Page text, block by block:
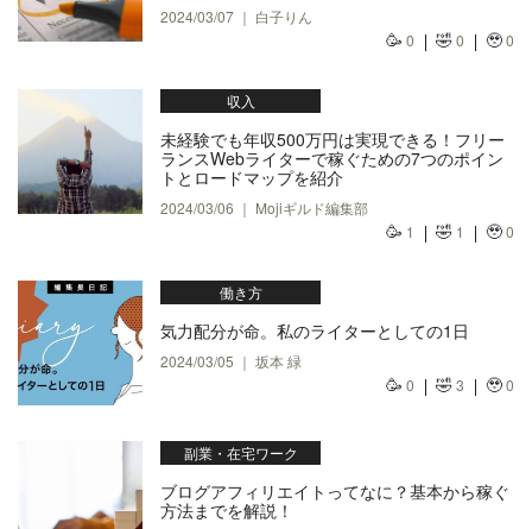
2024/03/07 ｜ 白子りん
🥳 0 🤣0 🥹0
収入
未経験でも年収500万円は実現できる！フリー
ランスWebライターで稼ぐための7つのポイン
トとロードマップを紹介
2024/03/06 ｜ Mojiギルド編集部
🥳 1 🤣 1 🥹0
働き方
気力配分が命。私のライターとしての1日
2024/03/05 ｜ 坂本 緑
🥳 0 🤣3 🥹0
副業・在宅ワーク
ブログアフィリエイトってなに？基本から稼ぐ
方法までを解説！